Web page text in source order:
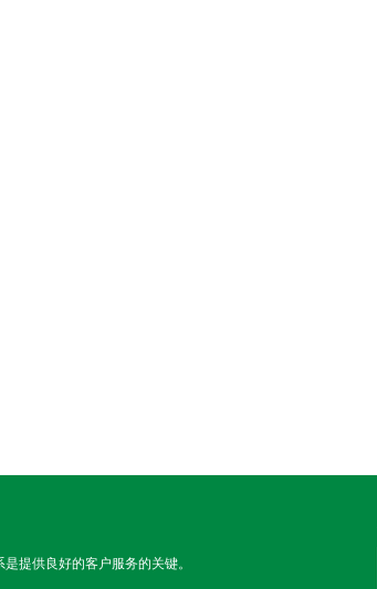
提供良好的客户服务的关键。